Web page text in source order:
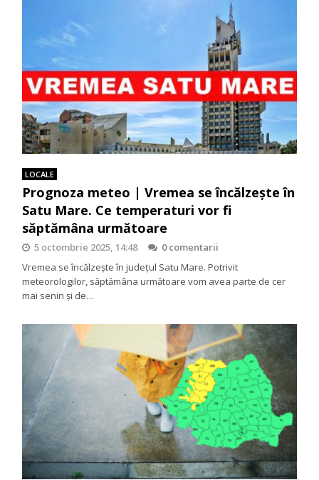
LOCALE
Prognoza meteo | Vremea se încălzește în
Satu Mare. Ce temperaturi vor fi
săptămâna următoare
5 octombrie 2025, 14:48
0 comentarii
Vremea se încălzește în județul Satu Mare. Potrivit
meteorologilor, săptămâna următoare vom avea parte de cer
mai senin și de…